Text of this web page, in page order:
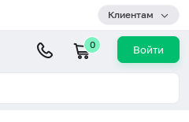
Клиентам
0 Войти